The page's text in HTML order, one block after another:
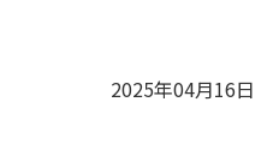
2025年04月16日